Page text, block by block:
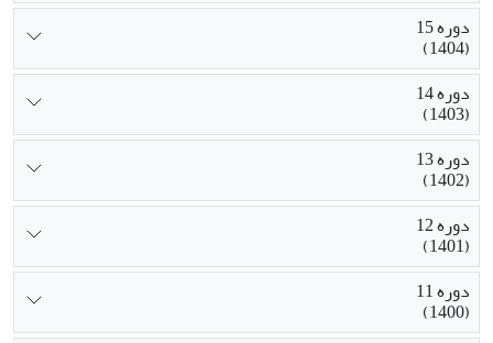
دوره 15
(1404)
دوره 14
(1403)
دوره 13
(1402)
دوره 12
(1401)
دوره 11
(1400)